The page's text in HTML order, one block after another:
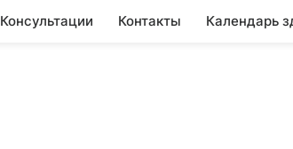
Консультации Контакты Календарь